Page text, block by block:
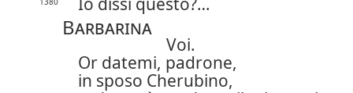
Barbarina
Voi.
Or datemi, padrone,
in sposo Cherubino,